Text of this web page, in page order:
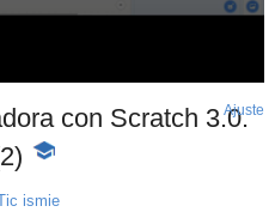
con Scratch 3.0.
-
educativo
Ajuste
ismie